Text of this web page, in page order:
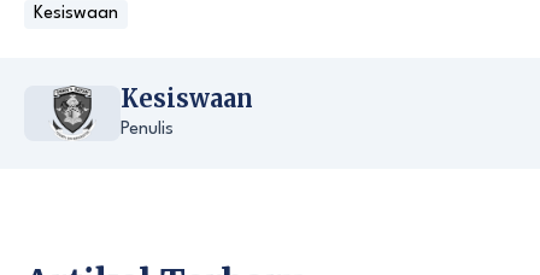
Kesiswaan
Kesiswaan
Penulis